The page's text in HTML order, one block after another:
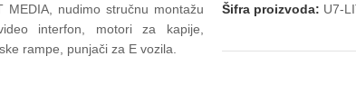
nudimo stručnu montažu
interfon, motori za kapije,
rampe, punjači za E vozila.
Šifra proizvoda: U7-